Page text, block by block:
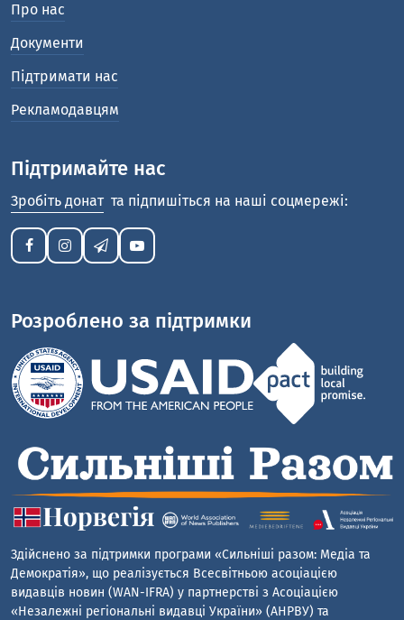
Про нас
Документи
Підтримати нас
Рекламодавцям
Підтримайте нас
Зробіть донат та підпишіться на наші соцмережі:
Розроблено за підтримки
Здійснено за підтримки програми «Сильніші разом: Медіа та
Демократія», що реалізується Всесвітньою асоціацією
видавців новин (WAN-IFRA) у партнерстві з Асоціацією
«Незалежні регіональні видавці України» (АНРВУ) та